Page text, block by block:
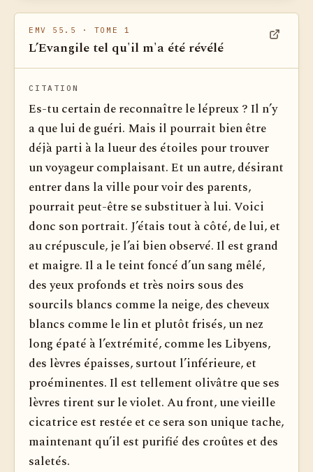
EMV 55.5 · TOME 1
L’Evangile tel qu'il m'a été révélé
CITATION
Es-tu certain de reconnaître le lépreux ? Il n’y
a que lui de guéri. Mais il pourrait bien être
déjà parti à la lueur des étoiles pour trouver
un voyageur complaisant. Et un autre, désirant
entrer dans la ville pour voir des parents,
pourrait peut-être se substituer à lui. Voici
donc son portrait. J’étais tout à côté, de lui, et
au crépuscule, je l’ai bien observé. Il est grand
et maigre. Il a le teint foncé d’un sang mêlé,
des yeux profonds et très noirs sous des
sourcils blancs comme la neige, des cheveux
blancs comme le lin et plutôt frisés, un nez
long épaté à l’extrémité, comme les Libyens,
des lèvres épaisses, surtout l’inférieure, et
proéminentes. Il est tellement olivâtre que ses
lèvres tirent sur le violet. Au front, une vieille
cicatrice est restée et ce sera son unique tache,
maintenant qu’il est purifié des croûtes et des
saletés.